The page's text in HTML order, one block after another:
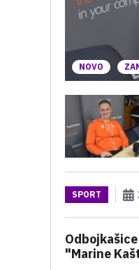
NOVO
SPORT
"Marine